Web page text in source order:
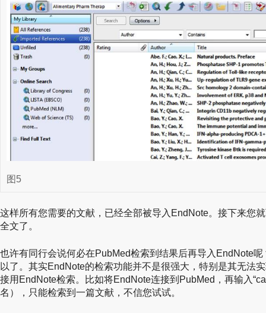
图5
这样所有您需要的文献，已经全部被导入EndNote。接下来您
全文了。
也许有同行会说何必在PubMed检索到结果后再导入EndNote
以了。其实EndNote的检索功能并不是很强大，特别是其无法
接用EndNote检索。比如将EndNote连接到PubMed，再输入
名），只能检索到一篇文献，不信您试试。